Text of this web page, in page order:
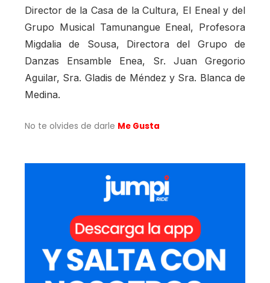
Director de la Casa de la Cultura, El Eneal y del
Grupo Musical Tamunangue Eneal, Profesora
Migdalia de Sousa, Directora del Grupo de
Danzas Ensamble Enea, Sr. Juan Gregorio
Aguilar, Sra. Gladis de Méndez y Sra. Blanca de
Medina.
No te olvides de darle Me Gusta